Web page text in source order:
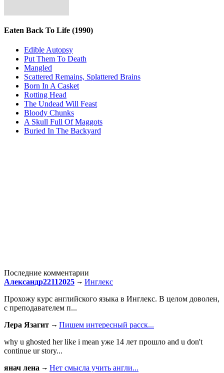
Eaten Back To Life (1990)
Edible Autopsy
Put Them To Death
Mangled
Scattered Remains, Splattered Brains
Born In A Casket
Rotting Head
The Undead Will Feast
Bloody Chunks
A Skull Full Of Maggots
Buried In The Backyard
Последние комментарии
Александр22112025
Инглекс
Прохожу курс английского языка в Инглекс. В целом доволен,
с преподавателем п...
Лера Язагит
Пишем интересный расск...
why u ghosted her like i mean уже 14 лет прошло and u don't
continue ur story...
янач лена
Нет смысла учить англи...